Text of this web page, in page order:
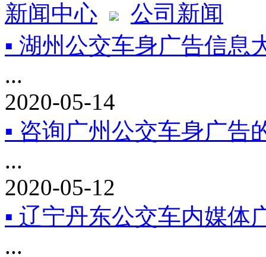
新闻中心
公司新闻
▪ 湖州公交车身广告信息
...
2020-05-14
▪ 咨询广州公交车身广告
...
2020-05-12
▪ 辽宁丹东公交车内媒体
...